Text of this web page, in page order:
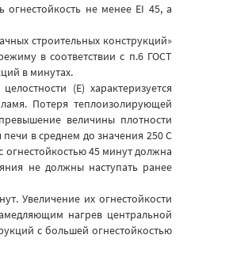
не менее ЕI 45, а
строительных конструкций»
в соответствии с п.6 ГОСТ
в минутах.
(Е) характеризуется
Потеря теплоизолирующей
величины плотности
в среднем до значения 250 С
огнестойкостью 45 минут должна
не должны наступать ранее
Увеличение их огнестойкости
нагрев центральной
с большей огнестойкостью